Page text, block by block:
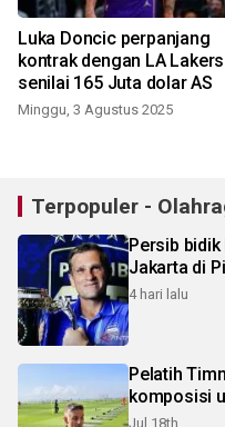
Luka Doncic perpanjang
kontrak dengan LA Lakers
senilai 165 Juta dolar AS
Minggu, 3 Agustus 2025
Terpopuler -
Persib
Jakarta di
4 hari lalu
Pelatih
komposisi
Jul 18th